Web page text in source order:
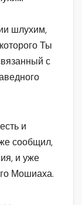
шлухим,
Ты
с
и
сообщил,
и уже
Мошиаха.